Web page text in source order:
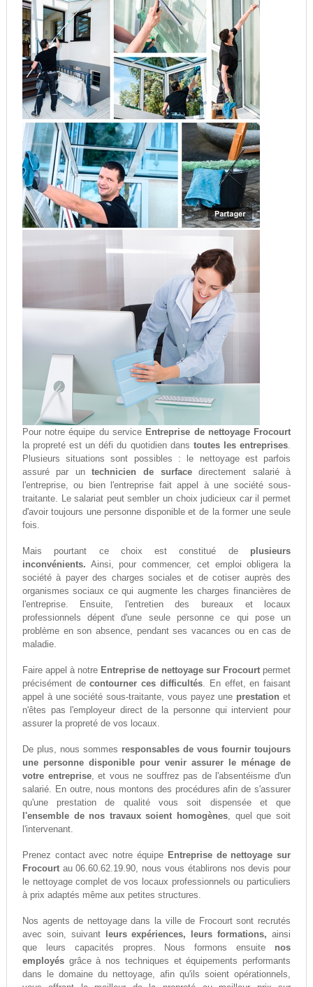
Pour notre équipe du service Entreprise de nettoyage Frocourt
la propreté est un défi du quotidien dans toutes les entreprises.
Plusieurs situations sont possibles : le nettoyage est parfois
assuré par untechnicien de surfacedirectement salarié à
l'entreprise, ou bien l'entreprise fait appel à une société sous-
traitante. Le salariat peut sembler un choix judicieux car il permet
d'avoir toujours une personne disponible et de la former une seule
fois.
Mais pourtant ce choix est constitué de plusieurs
inconvénients. Ainsi, pour commencer, cet emploi obligera la
société à payer des charges sociales et de cotiser auprès des
organismes sociaux ce qui augmente les charges financières de
l'entreprise. Ensuite, l'entretien des bureaux et locaux
professionnels dépent d'une seule personne ce qui pose un
problème en son absence, pendant ses vacances ou en cas de
maladie.
Faire appel à notre Entreprise de nettoyage sur Frocourt permet
précisément decontourner ces difficultés. En effet, en faisant
appel à une société sous-traitante, vous payez une prestation et
n'êtes pas l'employeur direct de la personne qui intervient pour
assurer la propreté de vos locaux.
De plus, nous sommes responsables de vous fournir toujours
une personne disponible pour venir assurer le ménage de
votre entreprise, et vous ne souffrez pas de l'absentéisme d'un
salarié. En outre, nous montons des procédures afin de s'assurer
qu'une prestation de qualité vous soit dispensée et que
l'ensemble de nos travaux soient homogènes, quel que soit
l'intervenant.
Prenez contact avec notre équipe Entreprise de nettoyage sur
Frocourtau 06.60.62.19.90, nous vous établirons nos devis pour
le nettoyage complet de vos locaux professionnels ou particuliers
à prix adaptés même aux petites structures.
Nos agents de nettoyage dans la ville de Frocourt sont recrutés
avec soin, suivant
leurs expériences, leurs formations, ainsi
que leurs capacités propres. Nous formons ensuite nos
employésgrâce à nos techniques et équipements performants
dans le domaine du nettoyage, afin qu'ils soient opérationnels,